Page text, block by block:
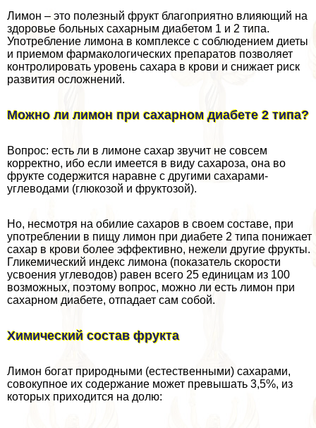
Лимон – это полезный фрукт благоприятно влияющий на
здоровье больных сахарным диабетом 1 и 2 типа.
Употрeбление лимона в комплексе с соблюдением диеты
и приемом фармакологических препаратов позволяет
контролировать уровень сахара в крови и снижает риск
развития осложнений.
Можно ли лимон при сахарном диабете 2 типа?
Вопрос: есть ли в лимоне сахар звучит не совсем
корректно, ибо если имеется в виду сахароза, она во
фрукте содержится наравне с другими сахарами-
углеводами (глюкозой и фруктозой).
Но, несмотря на обилие сахаров в своем составе, при
употрeблении в пищу лимон при диабете 2 типа понижает
сахар в крови более эффективно, нежели другие фрукты.
Гликемический индекс лимона (показатель скорости
усвоения углеводов) равен всего 25 единицам из 100
возможных, поэтому вопрос, можно ли есть лимон при
сахарном диабете, отпадает сам собой.
Химический состав фрукта
Лимон богат природными (естественными) сахарами,
совокупное их содержание может превышать 3,5%, из
которых приходится на долю: